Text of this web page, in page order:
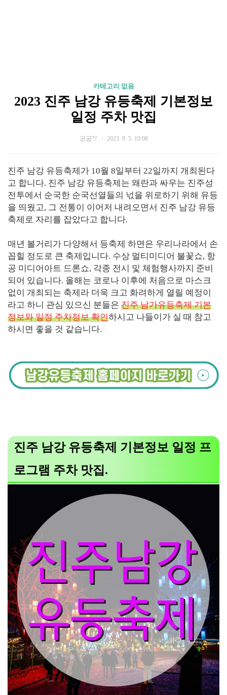
카테고리 없음
2023 진주 남강 유등축제 기본정보
일정 주차 맛집
궁굼?? 2023. 9. 5. 10:08
진주 남강 유등축제가 10월 8일부터 22일까지 개최된다
고 합니다. 진주 남강 유등축제는 왜란과 싸우는 진주성
전투에서 순국한 순국선열들의 넋을 위로하기 위해 유등
을 띄웠고, 그 전통이 이어저 내려오면서 진주 남강 유등
축제로 자리를 잡았다고 합니다.
매년 볼거리가 다양해서 등축제 하면은 우리나라에서 손
꼽힐 정도로 큰 축제입니다. 수상 멀티미디어 불꽃쇼, 항
공 미디어아트 드론쇼, 각종 전시 및 체험행사까지 준비
되어 있습니다. 올해는 코로나 이후에 처음으로 마스크
없이 개최되는 축제라 더욱 크고 화려하게 열릴 예정이
라고 하니 관심 있으신 분들은 진주 남가유등축제 기본
정보와 일정 주차정보 확인하시고 나들이가 실 때 참고
하시면 좋을 것 같습니다.
진주 남강 유등축제 기본정보 일정 프
로그램 주차 맛집.